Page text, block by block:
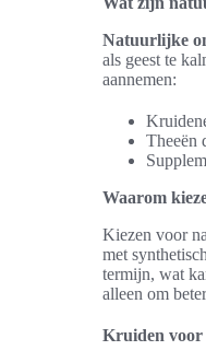
Natuurlijke
als geest te
aannemen:
Theeën
Waarom
Kiezen voor
met
termijn, wat
alleen om
Kruiden voor